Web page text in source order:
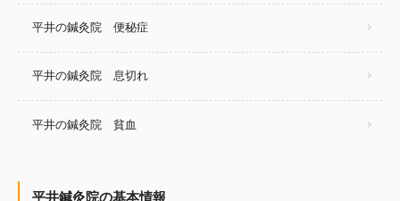
平井の鍼灸院 便秘症
平井の鍼灸院 息切れ
平井の鍼灸院 貧血
平井鍼灸院の基本情報